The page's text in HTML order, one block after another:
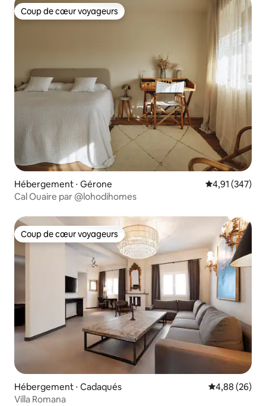
Coup de cœur voyageurs
Coup de cœur voyageurs
Hébergement ⋅ Gérone Évaluation
4,91 (347)
Cal Ouaire par @lohodihomes
Coup de cœur voyageurs
Coup de cœur voyageurs
Hébergement ⋅ Cadaqués Évaluation
4,88 (26)
Villa Romana